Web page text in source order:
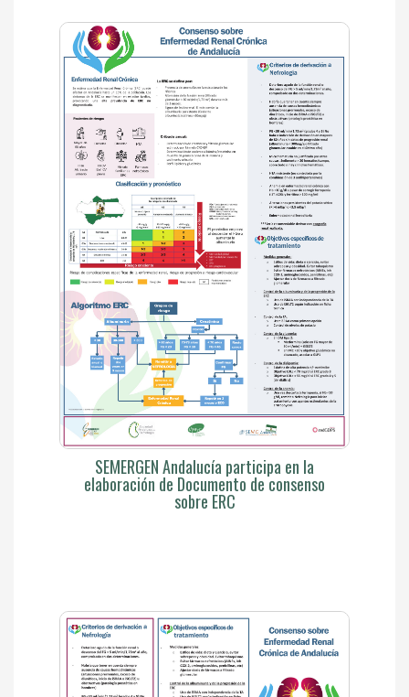
SEMERGEN Andalucía participa en la
elaboración de Documento de consenso
sobre ERC